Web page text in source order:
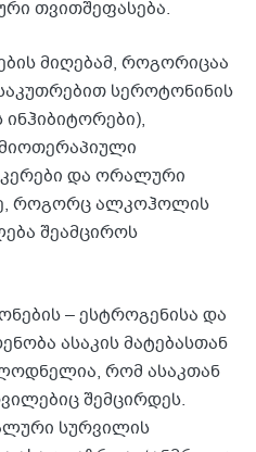
თვითშეფასება.
მიღებამ, როგორიცაა
სეროტონინის
ინჰიბიტორები),
და ორალური
როგორც ალკოჰოლის
შეამციროს
– ესტროგენისა და
ასაკის მატებასთან
რომ ასაკთან
შემცირდეს.
სურვილის